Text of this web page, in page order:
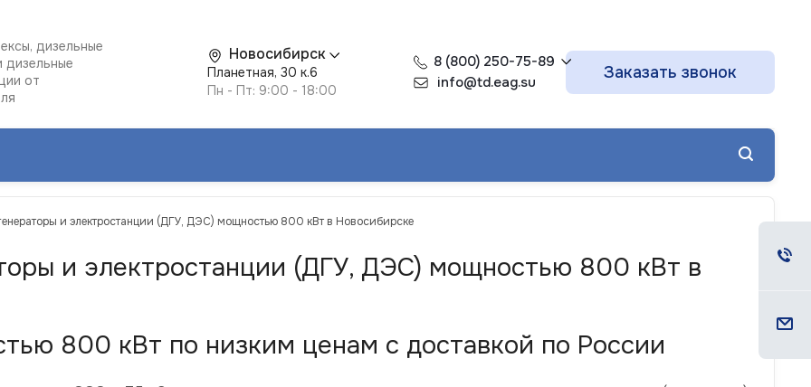
дизельные
дизельные
от
Новосибирск
Планетная, 30 к.6
Пн - Пт: 9:00 - 18:00
8 (800) 250-75-89
info@td.eag.su
Заказать звонок
генераторы и электростанции (ДГУ, ДЭС) мощностью 800 кВт в Новосибирске
и электростанции (ДГУ, ДЭС) мощностью 800 кВт в
800 кВт по низким ценам с доставкой по России